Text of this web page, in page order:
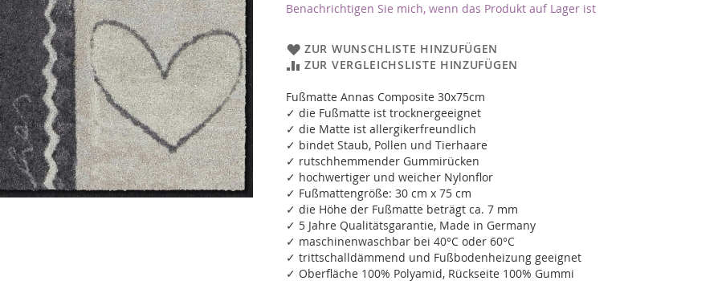
Benachrichtigen Sie mich, wenn das Produkt auf Lager ist
ZUR WUNSCHLISTE HINZUFÜGEN
ZUR VERGLEICHSLISTE HINZUFÜGEN
Fußmatte Annas Composite 30x75cm
✓ die Fußmatte ist trocknergeeignet
✓ die Matte ist allergikerfreundlich
✓ bindet Staub, Pollen und Tierhaare
✓ rutschhemmender Gummirücken
✓ hochwertiger und weicher Nylonflor
✓ Fußmattengröße: 30 cm x 75 cm
✓ die Höhe der Fußmatte beträgt ca. 7 mm
✓ 5 Jahre Qualitätsgarantie, Made in Germany
✓ maschinenwaschbar bei 40°C oder 60°C
✓ trittschalldämmend und Fußbodenheizung geeignet
✓ Oberfläche 100% Polyamid, Rückseite 100% Gummi